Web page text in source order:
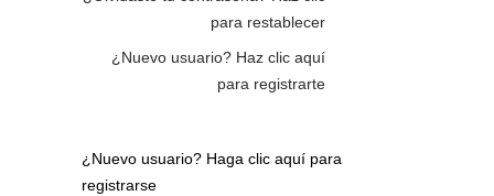
para restablecer
¿Nuevo usuario? Haz clic aquí
para registrarte
¿Nuevo usuario? Haga clic aquí para
registrarse